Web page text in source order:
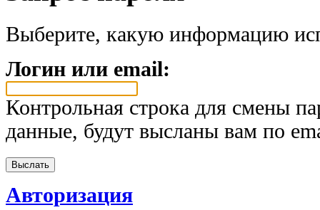
Выберите, какую информацию
Логин или email:
Контрольная строка для смены
данные, будут высланы вам по
Авторизация